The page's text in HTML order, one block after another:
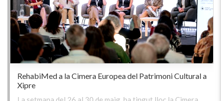
RehabiMed a la Cimera Europea del Patrimoni Cultural a
Xipre